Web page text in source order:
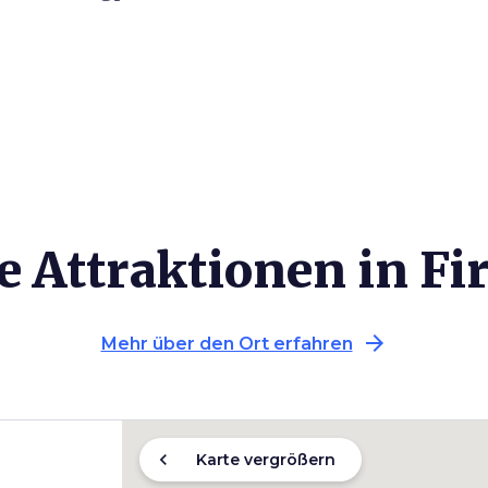
Attraktionen in
Mehr über den Ort erfahren arrow_forward
chevron_left Karte vergrößern